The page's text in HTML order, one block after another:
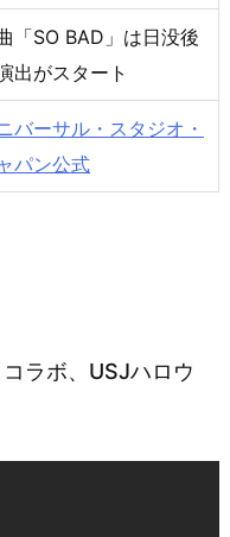
「SO BAD」は日没後
出がスタート
バーサル・スタジオ・
パン公式
ラボ、USJハロウ